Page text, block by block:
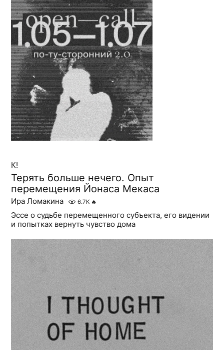
К!
Терять больше нечего. Опыт
перемещения Йонаса Мекаса
Ира Ломакина 6.7K 🔥
Эссе о судьбе перемещенного субъекта, его видении
и попытках вернуть чувство дома